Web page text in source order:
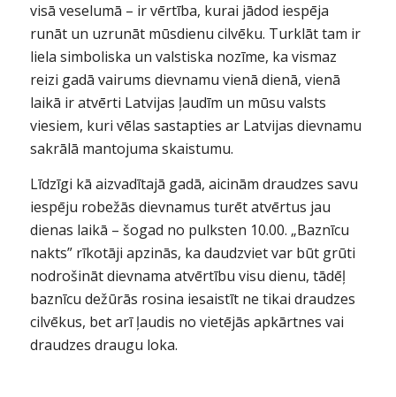
visā veselumā – ir vērtība, kurai jādod iespēja
runāt un uzrunāt mūsdienu cilvēku. Turklāt tam ir
liela simboliska un valstiska nozīme, ka vismaz
reizi gadā vairums dievnamu vienā dienā, vienā
laikā ir atvērti Latvijas ļaudīm un mūsu valsts
viesiem, kuri vēlas sastapties ar Latvijas dievnamu
sakrālā mantojuma skaistumu.
Līdzīgi kā aizvadītajā gadā, aicinām draudzes savu
iespēju robežās dievnamus turēt atvērtus jau
dienas laikā – šogad no pulksten 10.00. „Baznīcu
nakts” rīkotāji apzinās, ka daudzviet var būt grūti
nodrošināt dievnama atvērtību visu dienu, tādēļ
baznīcu dežūrās rosina iesaistīt ne tikai draudzes
cilvēkus, bet arī ļaudis no vietējās apkārtnes vai
draudzes draugu loka.